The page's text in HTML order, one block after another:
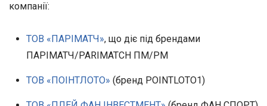
компанії:
ТОВ «ПАРІМАТЧ», що діє під брендами
ПАРІМАТЧ/PARIMATCH ПМ/PM
ТОВ «ПОІНТЛОТО» (бренд POINTLOTO1)